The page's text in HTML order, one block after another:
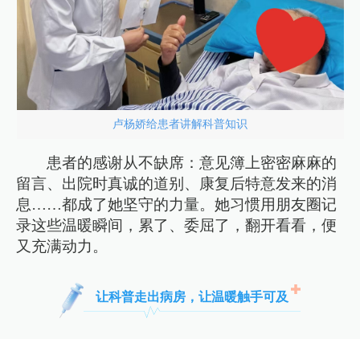
卢杨娇给患者讲解科普知识
患者的感谢从不缺席：意见簿上密密麻麻的
留言、出院时真诚的道别、康复后特意发来的消
息……都成了她坚守的力量。她习惯用朋友圈记
录这些温暖瞬间，累了、委屈了，翻开看看，便
又充满动力。
让科普走出病房，让温暖触手可及